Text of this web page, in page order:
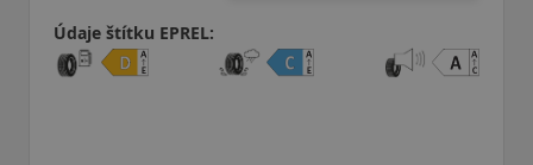
Údaje štítku EPREL: